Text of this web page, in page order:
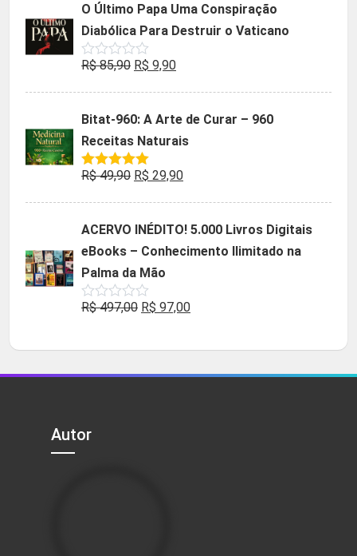
era:
R$ 47,32.
é:
R$ 9,90.
O Último Papa Uma Conspiração
Diabólica Para Destruir o Vaticano
Avaliação
de
R$85,90 O
era:
R$ 85,90.
R$ 9,90O
é:
R$ 9,90.
Bitat-960: A Arte de Curar – 960
Receitas Naturais
Avaliação
R$49,90 O
era:
R$ 49,90.
R$ 29,90O
é:
R$ 29,90.
ACERVO INÉDITO! 5.000 Livros Digitais
eBooks – Conhecimento Ilimitado na
Palma da Mão
Avaliação
5
R$497,00 O
original
era:
R$ 97,00O
atual
é:
Autor